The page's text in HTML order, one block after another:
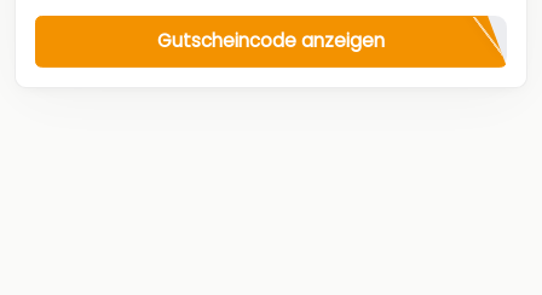
Gutscheincode anzeigen